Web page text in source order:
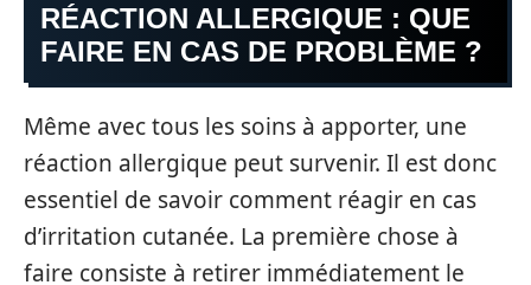
RÉACTION ALLERGIQUE : QUE
FAIRE EN CAS DE PROBLÈME ?
Même avec tous les soins à apporter, une
réaction allergique peut survenir. Il est donc
essentiel de savoir comment réagir en cas
d’irritation cutanée. La première chose à
faire consiste à retirer immédiatement le